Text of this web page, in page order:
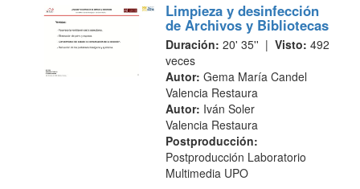
Limpieza y desinfección
de Archivos y Bibliotecas
Duración: 20' 35'' | Visto: 492
veces
Autor: Gema María Candel
Valencia Restaura
Autor: Iván Soler
Valencia Restaura
Postproducción:
Postproducción Laboratorio
Multimedia UPO